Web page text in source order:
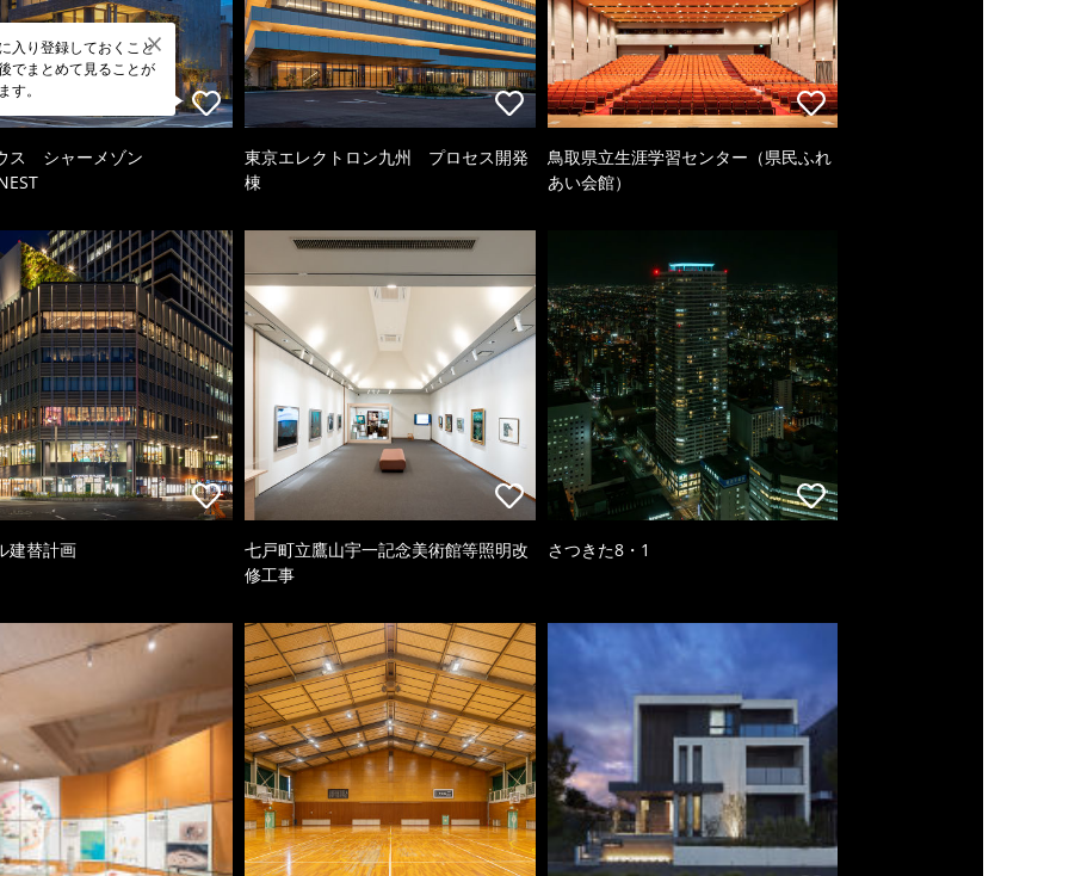
入り登録しておくこと
でまとめて見ることが
す。
ス シャーメゾン
東京エレクトロン九州 プロセス開発
棟
鳥取県立生涯学習センター（県民ふれ
あい会館）
建替計画
七戸町立鷹山宇一記念美術館等照明改
修工事
さつきた8・1